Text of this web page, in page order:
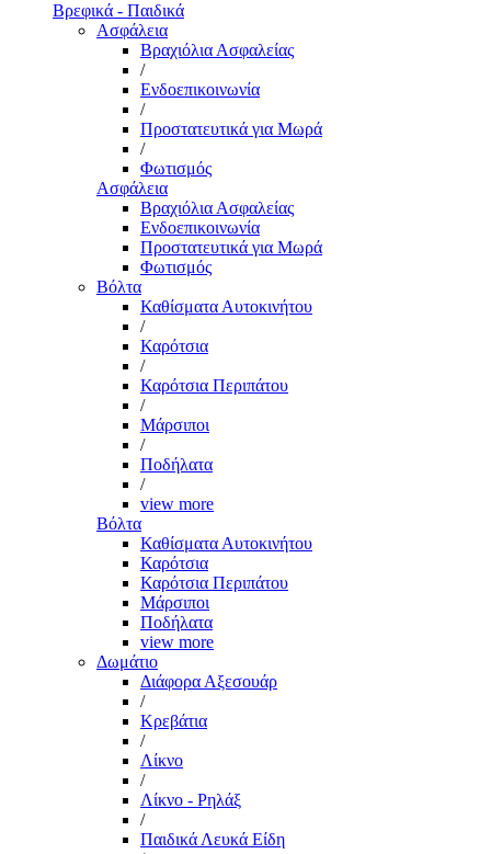
Βρεφικά - Παιδικά
Ασφάλεια
Βραχιόλια Ασφαλείας
/
Ενδοεπικοινωνία
/
Προστατευτικά για Μωρά
/
Φωτισμός
Ασφάλεια
Βραχιόλια Ασφαλείας
Ενδοεπικοινωνία
Προστατευτικά για Μωρά
Φωτισμός
Βόλτα
Καθίσματα Αυτοκινήτου
/
Καρότσια
/
Καρότσια Περιπάτου
/
Μάρσιποι
/
Ποδήλατα
/
view more
Βόλτα
Καθίσματα Αυτοκινήτου
Καρότσια
Καρότσια Περιπάτου
Μάρσιποι
Ποδήλατα
view more
Δωμάτιο
Διάφορα Αξεσουάρ
/
Κρεβάτια
/
Λίκνο
/
Λίκνο - Ρηλάξ
/
Παιδικά Λευκά Είδη